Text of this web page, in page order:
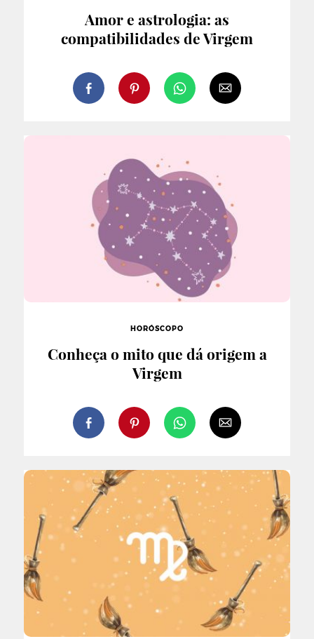
Amor e astrologia: as
compatibilidades de Virgem
HORÓSCOPO
Conheça o mito que dá origem a
Virgem